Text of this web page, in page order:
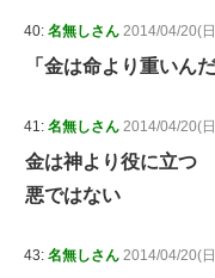
40: 名無しさん 2014/04/20(
「金は命より重いんだ
41: 名無しさん 2014/04/20(
金は神より役に立つ
悪ではない
43: 名無しさん 2014/04/20(